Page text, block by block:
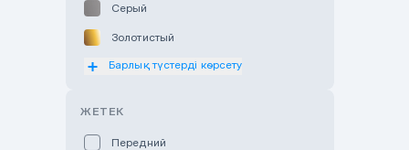
Серый
Золотистый
Оранжевый
Барлық түстерді көрсету
ЖЕТЕК
Передний